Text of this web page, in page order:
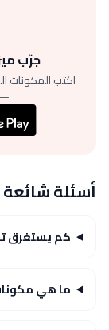
جرّب
اكتب المكونات
أسئلة
كم يستغرق
ما هي